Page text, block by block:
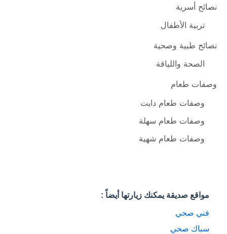
نصائح أسرية
تربية الأطفال
نصائح طبية وصحية
الصحة واللياقة
وصفات طعام
وصفات طعام دايت
وصفات طعام سهلة
وصفات طعام شهية
مواقع صديقة يمكنك زيارتها أيضاً :
فني صحي
سباك صحي